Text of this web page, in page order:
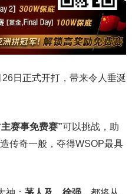
26日正式开打，带来令人垂涎
主赛事免费赛”可以挑战，助
传奇一般，夺得WSOP最具